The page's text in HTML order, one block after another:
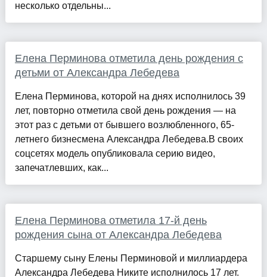
несколько отдельны...
Елена Перминова отметила день рождения с
детьми от Александра Лебедева
Елена Перминова, которой на днях исполнилось 39
лет, повторно отметила свой день рождения — на
этот раз с детьми от бывшего возлюбленного, 65-
летнего бизнесмена Александра Лебедева.В своих
соцсетях модель опубликовала серию видео,
запечатлевших, как...
Елена Перминова отметила 17-й день
рождения сына от Александра Лебедева
Старшему сыну Елены Перминовой и миллиардера
Александра Лебедева Никите исполнилось 17 лет.